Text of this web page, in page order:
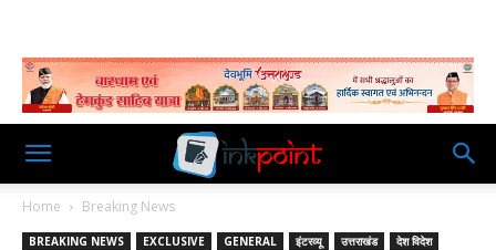
Home Breaking News
BREAKING NEWS EXCLUSIVE GENERAL इंटरव्यू उत्तराखंड
देश विदेश